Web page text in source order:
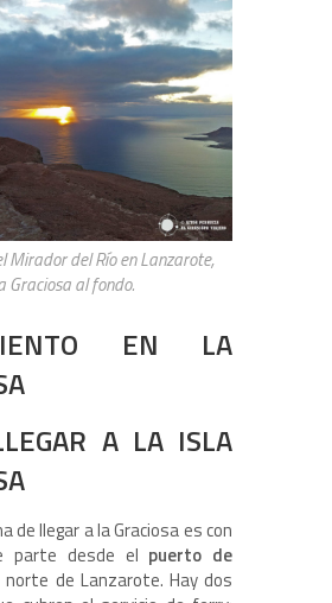
Mirador del Río en Lanzarote,
Graciosa al fondo.
EN LA
A LA ISLA
de llegar a la Graciosa es con
parte desde el puerto de
norte de Lanzarote. Hay dos